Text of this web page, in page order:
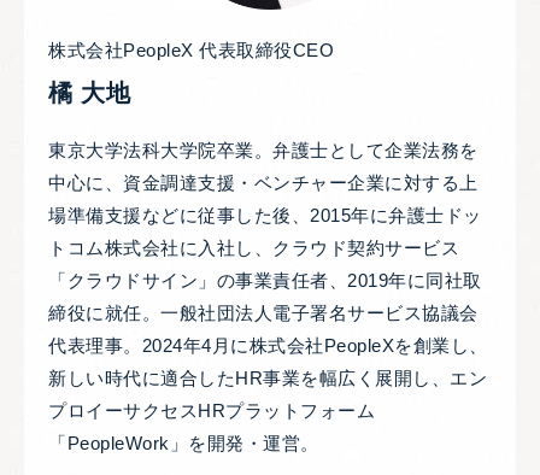
株式会社PeopleX 代表取締役CEO
橘 大地
東京大学法科大学院卒業。弁護士として企業法務を
中心に、資金調達支援・ベンチャー企業に対する上
場準備支援などに従事した後、2015年に弁護士ドッ
トコム株式会社に入社し、クラウド契約サービス
「クラウドサイン」の事業責任者、2019年に同社取
締役に就任。一般社団法人電子署名サービス協議会
代表理事。2024年4月に株式会社PeopleXを創業し、
新しい時代に適合したHR事業を幅広く展開し、エン
プロイーサクセスHRプラットフォーム
「PeopleWork」を開発・運営。